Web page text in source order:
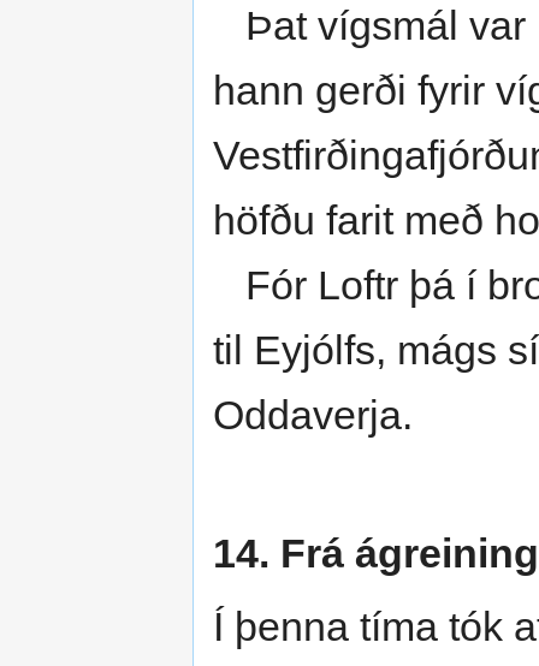
Þat vígsmál var
hann gerði fyrir
höfðu farit með
Fór Loftr þá í
til Eyjólfs, mágs
Oddaverja.
14. Frá
Í þenna tíma tók